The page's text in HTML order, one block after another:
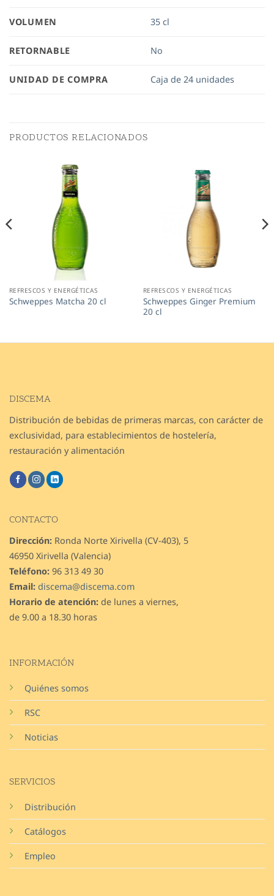
VOLUMEN 35 cl
RETORNABLE No
UNIDAD DE COMPRA Caja de 24 unidades
PRODUCTOS RELACIONADOS
REFRESCOS Y ENERGÉTICAS
Schweppes Matcha 20 cl
REFRESCOS Y ENERGÉTICAS
Schweppes Ginger Premium
20 cl
DISCEMA
Distribución de bebidas de primeras marcas, con carácter de
exclusividad, para establecimientos de hostelería,
restauración y alimentación
INFORMACIÓN
Quiénes somos
RSC
Noticias
SERVICIOS
Distribución
Catálogos
Empleo
CONTACTO
Dirección: Ronda Norte Xirivella (CV-403), 5
46950 Xirivella (Valencia)
Teléfono: 96 313 49 30
Email: discema@discema.com
Horario de atención: de lunes a viernes,
de 9.00 a 18.30 horas